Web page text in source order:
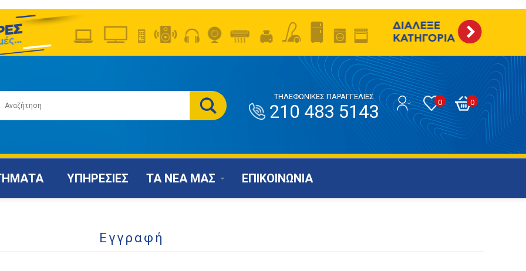
0
0
ΤΗΛΕΦΩΝΙΚΕΣ ΠΑΡΑΓΓΕΛΙΕΣ
210 483 5143
ΥΠΗΡΕΣΙΕΣ ΤΑ ΝΕΑ ΜΑΣ ΕΠΙΚΟΙΝΩΝΙΑ
Εγγραφή